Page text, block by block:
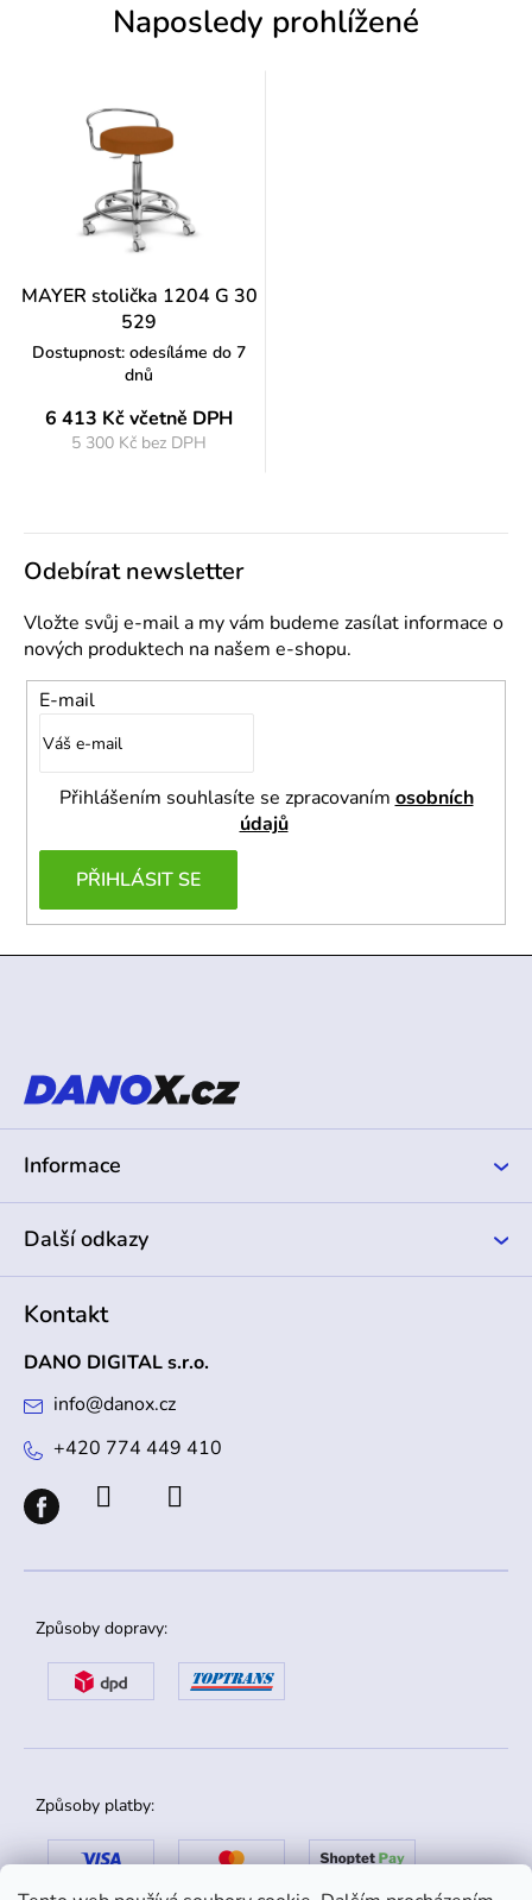
Naposledy prohlížené
MAYER stolička 1204 G 30
529
Dostupnost: odesíláme do 7
dnů
6 413 Kčvčetně DPH
5 300 Kč bez DPH
Odebírat newsletter
Vložte svůj e-mail a my vám budeme zasílat informace o
nových produktech na našem e-shopu.
E-mail
Přihlášením souhlasíte se zpracovaním osobních
údajů
PŘIHLÁSIT SE
t
Informace
Další odkazy
Kontakt
DANO DIGITAL s.r.o.
info@danox.cz
+420 774 449 410
Způsoby dopravy:
Způsoby platby: